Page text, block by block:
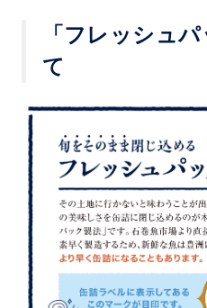
「フレッシュ
て